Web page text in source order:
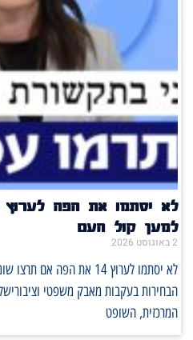
למען קול העם
2 באוגוסט 2026
לא יסתמו לערוץ 14 את
הבחירות בעקבות מאבק משפטי
המרכזית, השופט